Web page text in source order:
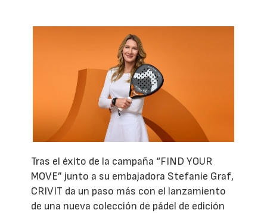
Tras el éxito de la campaña “FIND YOUR
MOVE” junto a su embajadora Stefanie Graf,
CRIVIT da un paso más con el lanzamiento
de una nueva colección de pádel de edición